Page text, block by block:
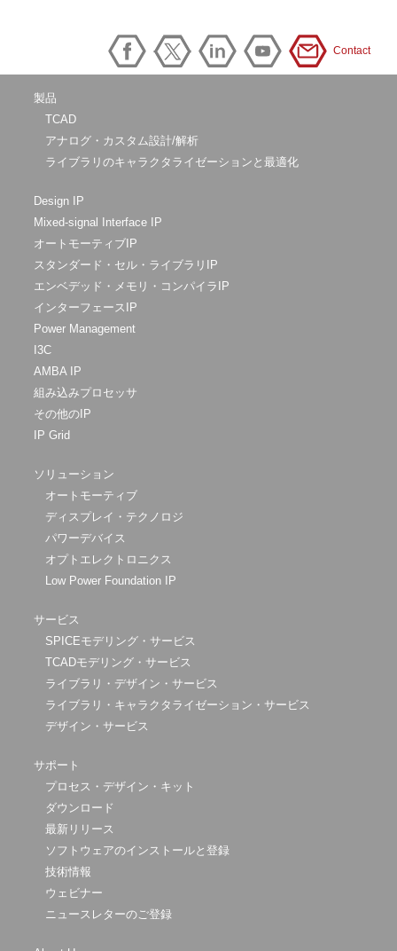
Contact
製品
TCAD
アナログ・カスタム設計/解析
ライブラリのキャラクタライゼーションと最適化
Design IP
Mixed-signal Interface IP
オートモーティブIP
スタンダード・セル・ライブラリIP
エンベデッド・メモリ・コンパイラIP
インターフェースIP
Power Management
I3C
AMBA IP
組み込みプロセッサ
その他のIP
IP Grid
ソリューション
オートモーティブ
ディスプレイ・テクノロジ
パワーデバイス
オプトエレクトロニクス
Low Power Foundation IP
サービス
SPICEモデリング・サービス
TCADモデリング・サービス
ライブラリ・デザイン・サービス
ライブラリ・キャラクタライゼーション・サービス
デザイン・サービス
サポート
プロセス・デザイン・キット
ダウンロード
最新リリース
ソフトウェアのインストールと登録
技術情報
ウェビナー
ニュースレターのご登録